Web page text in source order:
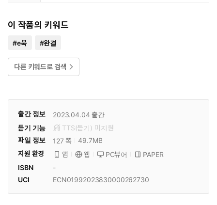
이 작품의 키워드
#e북 #완결
다른 키워드로 검색
출간 정보 2023.04.04 출간
듣기 기능
TTS(듣기) 미 지원
파일 정보
127 쪽
49.7MB
지원 환경
앱 웹 PC뷰어
PAPER
ISBN
-
UCI
ECN01992023830000262730